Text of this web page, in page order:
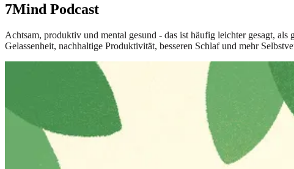
7Mind Podcast
Achtsam, produktiv und mental gesund - das ist häufig leichter gesagt,
Gelassenheit, nachhaltige Produktivität, besseren Schlaf und mehr